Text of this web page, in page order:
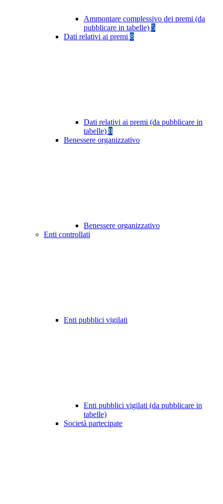
Ammontare complessivo dei premi (da
pubblicare in tabelle) 5
Dati relativi ai premi 8
Dati relativi ai premi (da pubblicare in
tabelle) 8
Benessere organizzativo
Benessere organizzativo
Enti controllati
Enti pubblici vigilati
Enti pubblici vigilati (da pubblicare in
tabelle)
Società partecipate